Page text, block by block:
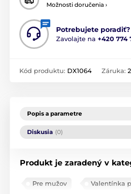
Možnosti doručenia ›
Potrebujete poradiť?
Zavolajte na +420 774
Kód produktu: DX1064 Záruka:
Popis a parametre
Diskusia (0)
Produkt je zaradený v
Pre mužov Valentínka